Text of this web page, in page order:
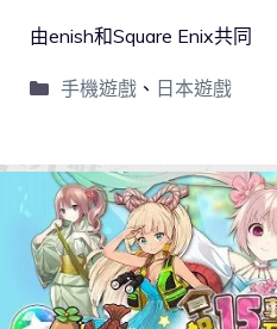
由enish和Square Enix共同
手機遊戲、 日本遊戲